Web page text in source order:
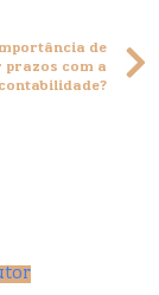
de
prazos com a
contabilidade?